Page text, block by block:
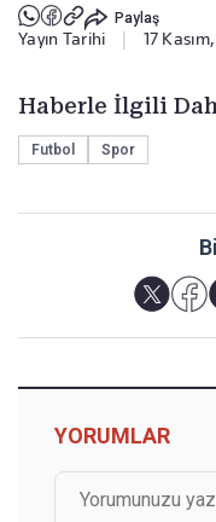
Paylaş
Yayın Tarihi 17
Haberle İlgili
Futbol Spor
YORUMLAR